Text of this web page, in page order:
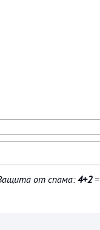
от спама:4+2=